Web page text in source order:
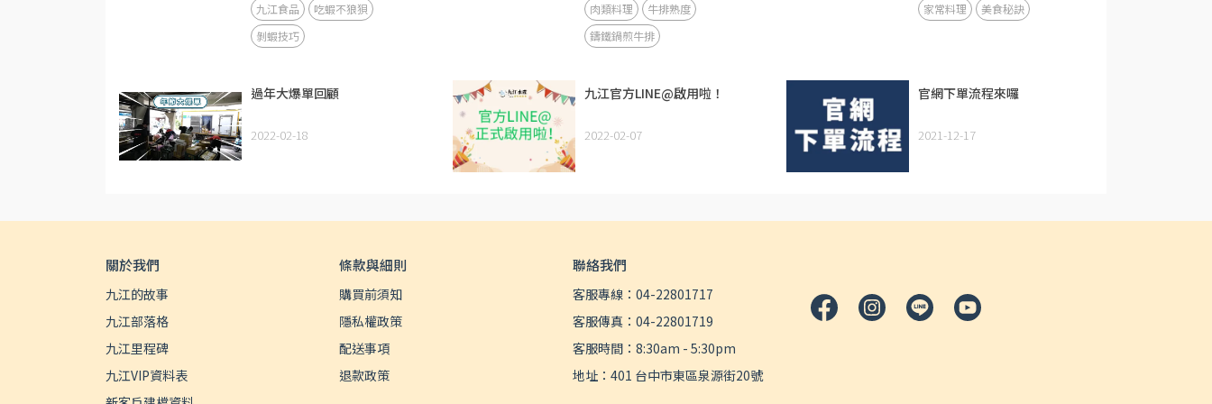
九江食品
吃蝦不狼狽
剝蝦技巧
肉類料理
牛排熟度
鑄鐵鍋煎牛排
家常料理 美食秘訣
過年大爆單回顧
2022-02-18
九江官方LINE@啟用啦！
2022-02-07
官網下單流程來囉
2021-12-17
關於我們
九江的故事
九江部落格
九江里程碑
九江VIP資料表
條款與細則
購買前須知
隱私權政策
配送事項
退款政策
聯絡我們
客服專線：04-22801717
客服傳真：04-22801719
客服時間：8:30am - 5:30pm
地址：401 台中市東區泉源街20號